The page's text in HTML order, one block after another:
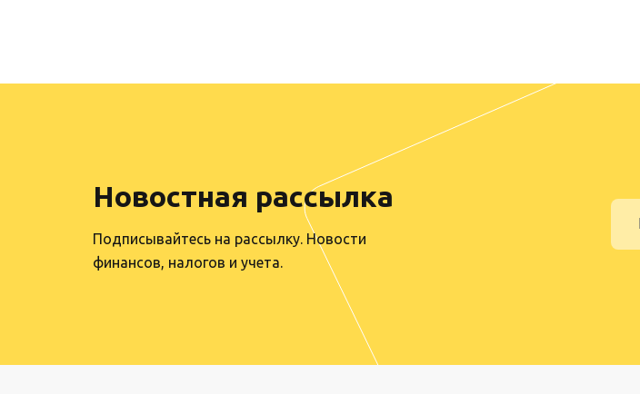
Новостная рассылка
Подписывайтесь на рассылку. Новости
финансов, налогов и учета.